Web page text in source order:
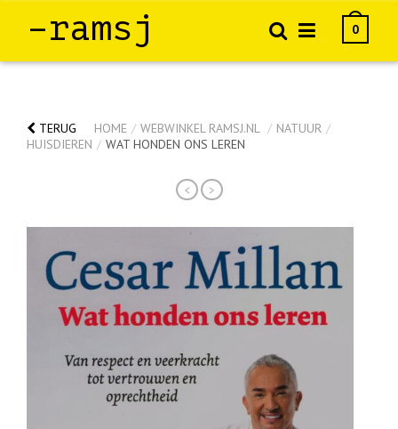
–ramsj 0
TERUG HOME / WEBWINKEL RAMSJ.NL / NATUUR /
HUISDIEREN / WAT HONDEN ONS LEREN
< >